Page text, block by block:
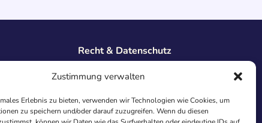
Zustimmung verwalten
Erlebnis zu bieten, verwenden wir Technologien wie Cookies, um
zu speichern und/oder darauf zuzugreifen. Wenn du diesen
Recht & Datenschutz
Datenschutz
AGB
Cookies